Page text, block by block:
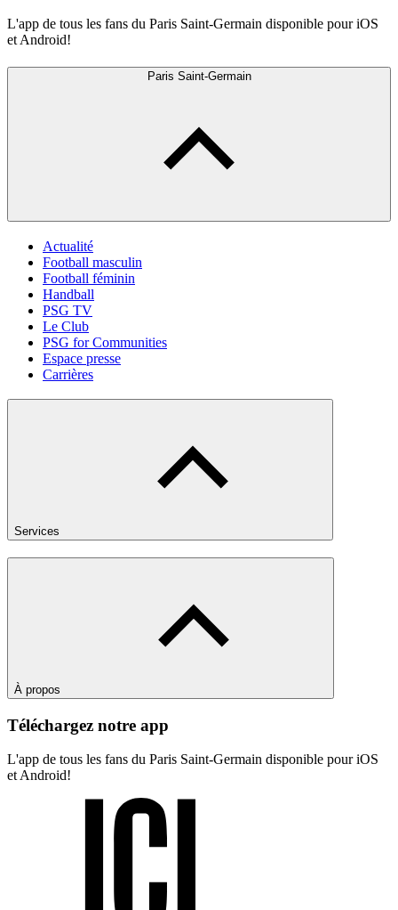
L'app de tous les fans du Paris Saint-Germain disponible pour iOS
et Android!
Paris Saint-Germain
Actualité
Football masculin
Football féminin
Handball
PSG TV
Le Club
PSG for Communities
Espace presse
Carrières
Services
À propos
Téléchargez notre app
L'app de tous les fans du Paris Saint-Germain disponible pour iOS
et Android!